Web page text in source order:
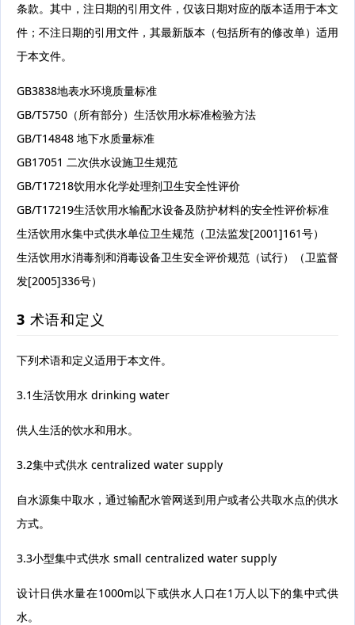
条款。其中，注日期的引用文件，仅该日期对应的版本适用于本文
件；不注日期的引用文件，其最新版本（包括所有的修改单）适用
于本文件。
GB3838地表水环境质量标准
GB/T5750（所有部分）生活饮用水标准检验方法
GB/T14848 地下水质量标准
GB17051 二次供水设施卫生规范
GB/T17218饮用水化学处理剂卫生安全性评价
GB/T17219生活饮用水输配水设备及防护材料的安全性评价标准
生活饮用水集中式供水单位卫生规范（卫法监发[2001]161号）
生活饮用水消毒剂和消毒设备卫生安全评价规范（试行）（卫监督
发[2005]336号）
3 术语和定义
下列术语和定义适用于本文件。
3.1生活饮用水 drinking water
供人生活的饮水和用水。
3.2集中式供水 centralized water supply
自水源集中取水，通过输配水管网送到用户或者公共取水点的供水
方式。
3.3小型集中式供水 small centralized water supply
设计日供水量在1000m以下或供水人口在1万人以下的集中式供
水。